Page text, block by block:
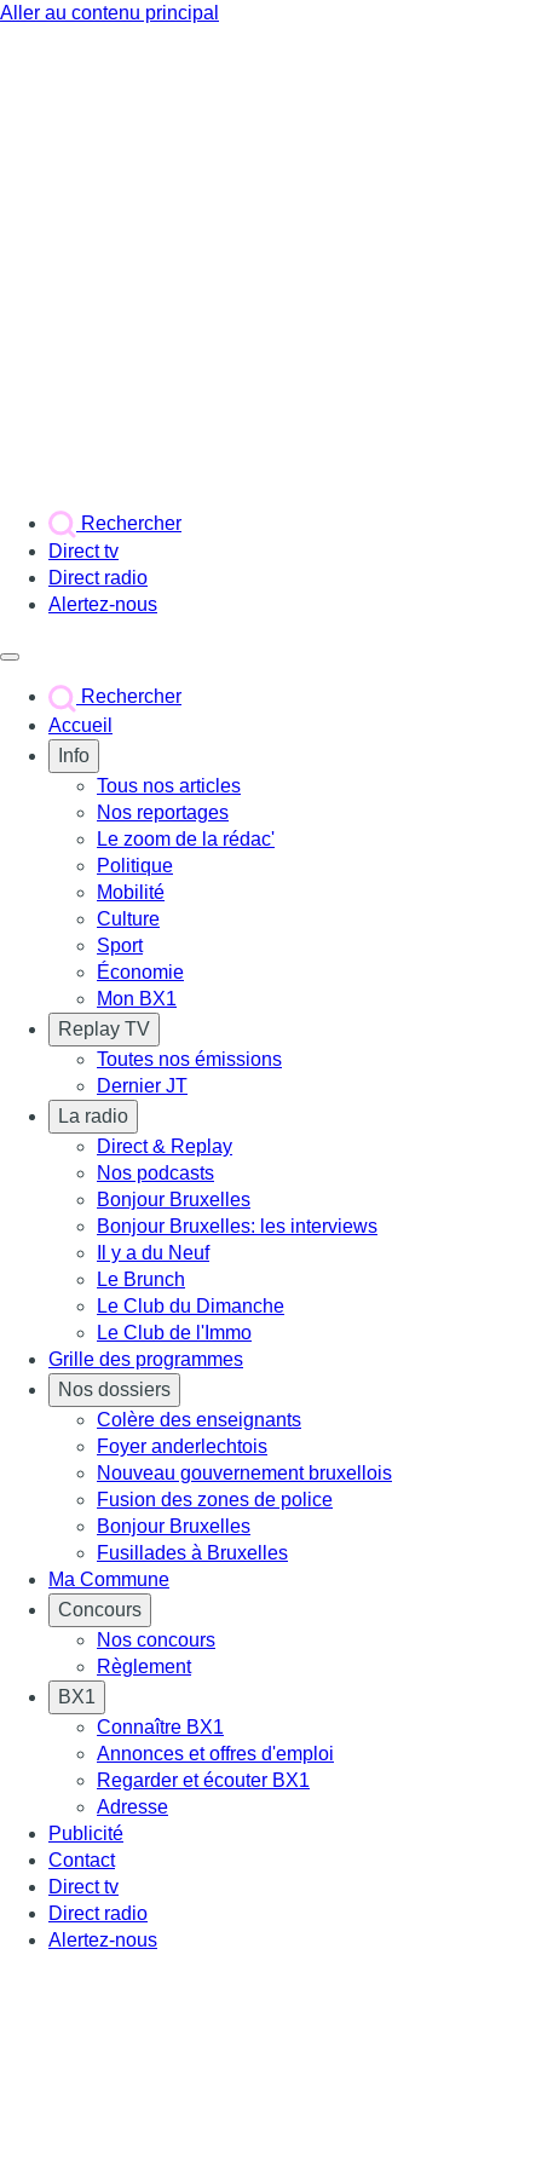
Aller au contenu principal
Rechercher
Direct tv
Direct radio
Alertez-nous
Rechercher
Accueil
Info
Tous nos articles
Nos reportages
Le zoom de la rédac'
Politique
Mobilité
Culture
Sport
Économie
Mon BX1
Replay TV
Toutes nos émissions
Dernier JT
La radio
Direct & Replay
Nos podcasts
Bonjour Bruxelles
Bonjour Bruxelles: les interviews
Il y a du Neuf
Le Brunch
Le Club du Dimanche
Le Club de l'Immo
Grille des programmes
Nos dossiers
Colère des enseignants
Foyer anderlechtois
Nouveau gouvernement bruxellois
Fusion des zones de police
Bonjour Bruxelles
Fusillades à Bruxelles
Ma Commune
Concours
Nos concours
Règlement
BX1
Connaître BX1
Annonces et offres d'emploi
Regarder et écouter BX1
Adresse
Publicité
Contact
Direct tv
Direct radio
Alertez-nous